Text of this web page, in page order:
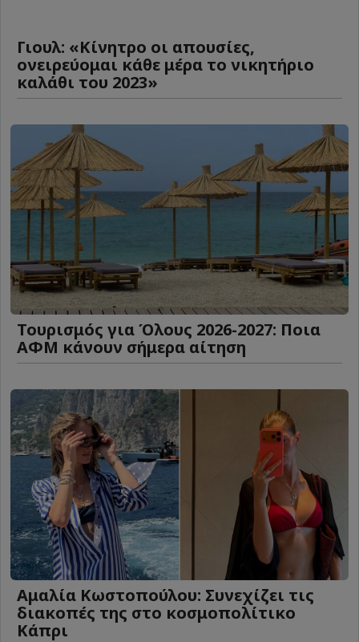
Γιουλ: «Κίνητρο οι απουσίες,
ονειρεύομαι κάθε μέρα το νικητήριο
καλάθι του 2023»
Τουρισμός για Όλους 2026-2027: Ποια
ΑΦΜ κάνουν σήμερα αίτηση
Αμαλία Κωστοπούλου: Συνεχίζει τις
διακοπές της στο κοσμοπολίτικο
Κάπρι